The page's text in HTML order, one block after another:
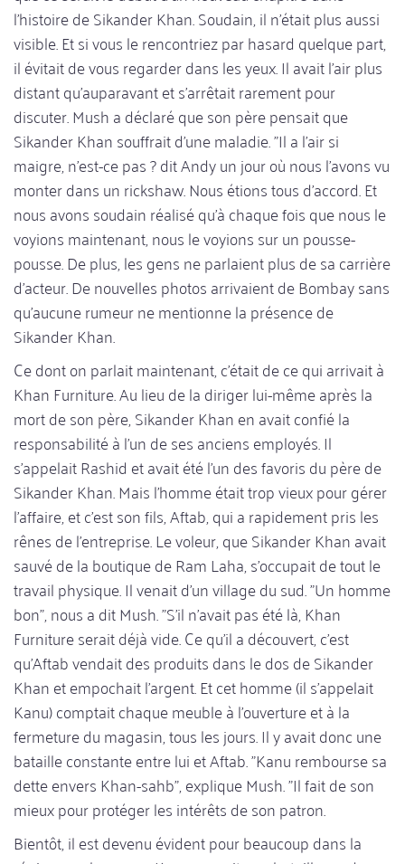
l'histoire de Sikander Khan. Soudain, il n'était plus aussi
visible. Et si vous le rencontriez par hasard quelque part,
il évitait de vous regarder dans les yeux. Il avait l'air plus
distant qu'auparavant et s'arrêtait rarement pour
discuter. Mush a déclaré que son père pensait que
Sikander Khan souffrait d'une maladie. "Il a l'air si
maigre, n'est-ce pas ? dit Andy un jour où nous l'avons vu
monter dans un rickshaw. Nous étions tous d'accord. Et
nous avons soudain réalisé qu'à chaque fois que nous le
voyions maintenant, nous le voyions sur un pousse-
pousse. De plus, les gens ne parlaient plus de sa carrière
d'acteur. De nouvelles photos arrivaient de Bombay sans
qu'aucune rumeur ne mentionne la présence de
Sikander Khan.
Ce dont on parlait maintenant, c'était de ce qui arrivait à
Khan Furniture. Au lieu de la diriger lui-même après la
mort de son père, Sikander Khan en avait confié la
responsabilité à l'un de ses anciens employés. Il
s'appelait Rashid et avait été l'un des favoris du père de
Sikander Khan. Mais l'homme était trop vieux pour gérer
l'affaire, et c'est son fils, Aftab, qui a rapidement pris les
rênes de l'entreprise. Le voleur, que Sikander Khan avait
sauvé de la boutique de Ram Laha, s'occupait de tout le
travail physique. Il venait d'un village du sud. "Un homme
bon", nous a dit Mush. "S'il n'avait pas été là, Khan
Furniture serait déjà vide. Ce qu'il a découvert, c'est
qu'Aftab vendait des produits dans le dos de Sikander
Khan et empochait l'argent. Et cet homme (il s'appelait
Kanu) comptait chaque meuble à l'ouverture et à la
fermeture du magasin, tous les jours. Il y avait donc une
bataille constante entre lui et Aftab. "Kanu rembourse sa
dette envers Khan-sahb", explique Mush. "Il fait de son
mieux pour protéger les intérêts de son patron.
Bientôt, il est devenu évident pour beaucoup dans la